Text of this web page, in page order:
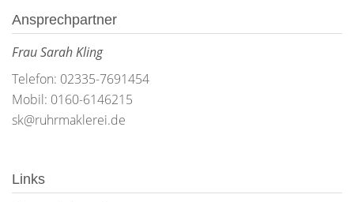
Ansprechpartner
Frau Sarah Kling
Telefon: 02335-7691454
Mobil: 0160-6146215
sk@ruhrmaklerei.de
Links